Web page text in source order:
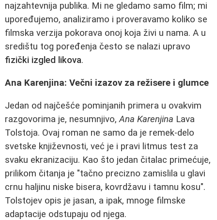
najzahtevnija publika. Mi ne gledamo samo film; mi
upoređujemo, analiziramo i proveravamo koliko se
filmska verzija pokorava onoj koja živi u nama. A u
središtu tog poređenja često se nalazi upravo
fizički izgled likova.
Ana Karenjina: Večni izazov za režisere i glumce
Jedan od najčešće pominjanih primera u ovakvim
razgovorima je, nesumnjivo,Ana Karenjina Lava
Tolstoja. Ovaj roman ne samo da je remek-delo
svetske književnosti, već je i pravi litmus test za
svaku ekranizaciju. Kao što jedan čitalac primećuje,
prilikom čitanja je "tačno precizno zamislila u glavi
crnu haljinu niske bisera, kovrdžavu i tamnu kosu".
Tolstojev opis je jasan, a ipak, mnoge filmske
adaptacije odstupaju od njega.